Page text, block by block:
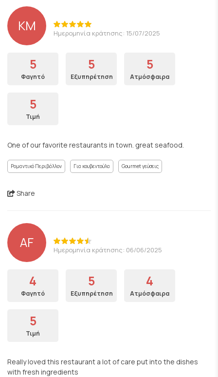
KM Ημερομηνία κράτησης: 15/07/2025
5
Φαγητό
5
Εξυπηρέτηση
5
Ατμόσφαιρα
5
Τιμή
One of our favorite restaurants in town. great seafood.
Ρομαντικό Περιβάλλον Για κουβεντούλα Gourmet γεύσεις
Share
AF Ημερομηνία κράτησης: 06/06/2025
4
Φαγητό
5
Εξυπηρέτηση
4
Ατμόσφαιρα
5
Τιμή
Really loved this restaurant a lot of care put into the dishes
with fresh ingredients